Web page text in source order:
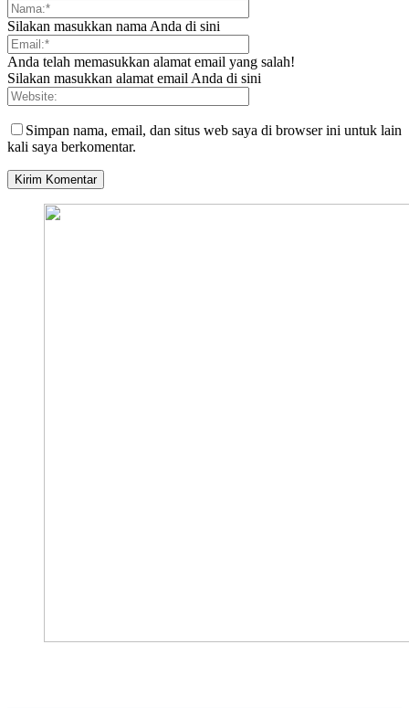
Silakan masukkan nama Anda di sini
Anda telah memasukkan alamat email yang salah!
Silakan masukkan alamat email Anda di sini
Simpan nama, email, dan situs web saya di browser ini untuk lain
kali saya berkomentar.